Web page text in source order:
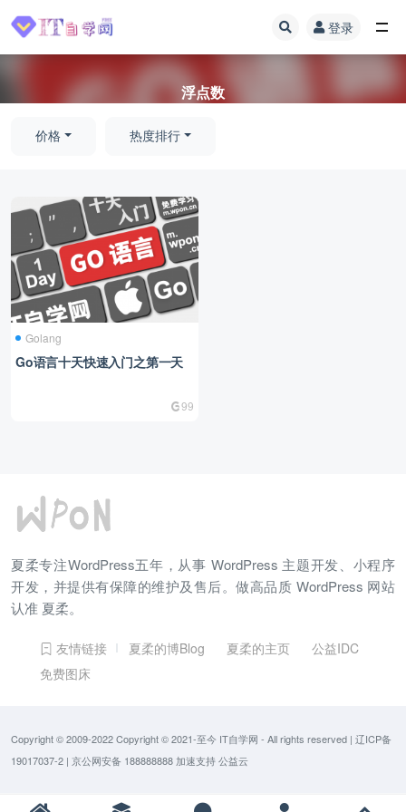
登录
浮点数
价格 热度排行
Golang
Go语言十天快速入门之第一天
99
夏柔专注WordPress五年，从事 WordPress 主题开发、小程序
开发，并提供有保障的维护及售后。做高品质 WordPress 网站
认准 夏柔。
友情链接 夏柔的博Blog 夏柔的主页
公益IDC
免费图床
Copyright © 2009-2022 Copyright © 2021-至今 IT自学网 - All rights reserved | 辽ICP备
19017037-2 | 京公网安备 188888888加速支持公益云